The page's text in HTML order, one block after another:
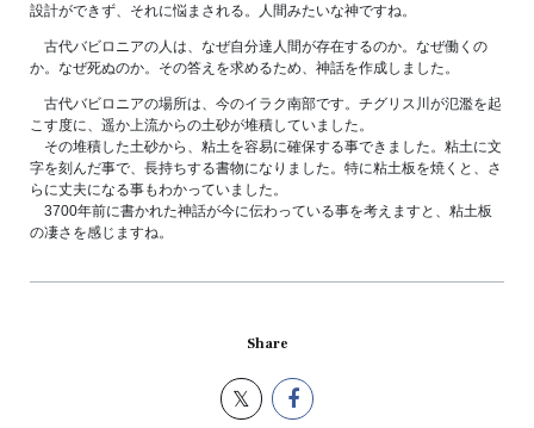
設計ができず、それに悩まされる。人間みたいな神ですね。
古代バビロニアの人は、なぜ自分達人間が存在するのか。なぜ働くの
か。なぜ死ぬのか。その答えを求めるため、神話を作成しました。
古代バビロニアの場所は、今のイラク南部です。チグリス川が氾濫を起
こす度に、遥か上流からの土砂が堆積していました。
その堆積した土砂から、粘土を容易に確保する事できました。粘土に文
字を刻んだ事で、長持ちする書物になりました。特に粘土板を焼くと、さ
らに丈夫になる事もわかっていました。
3700年前に書かれた神話が今に伝わっている事を考えますと、粘土板
の凄さを感じますね。
Share